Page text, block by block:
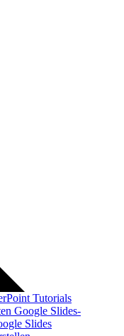
Tutorials
Google Slides-
Slides